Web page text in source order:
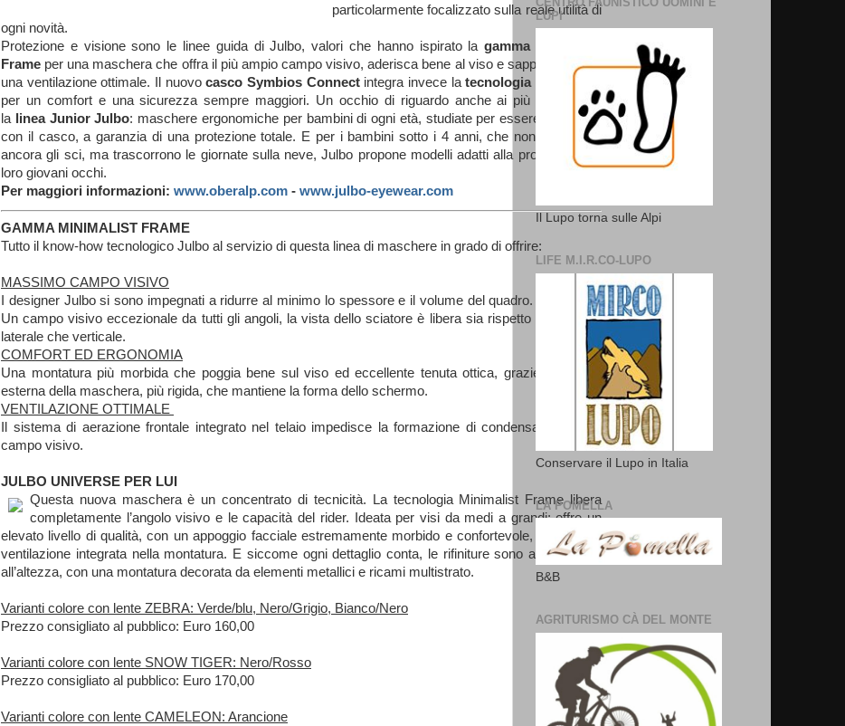
particolarmente focalizzato sulla reale utilità di
ogni novità.
Protezione e visione sono le linee guida di Julbo, valori che hanno ispirato lagamma Minimalist
Frame per una maschera che offra il più ampio campo visivo, aderisca bene al viso e sappia garantire
una ventilazione ottimale. Il nuovocasco Symbios Connectintegra invece latecnologia Bluetooth
per un comfort e una sicurezza sempre maggiori. Un occhio di riguardo anche ai più piccoli con
la
linea Junior Julbo: maschere ergonomiche per bambini di ogni età, studiate per essere indossate
con il casco, a garanzia di una protezione totale. E per i bambini sotto i 4 anni, che non indossano
ancora gli sci, ma trascorrono le giornate sulla neve, Julbo propone modelli adatti alla protezione dei
loro giovani occhi.
Per maggiori informazioni: www.oberalp.com - www.julbo-eyewear.com
GAMMA MINIMALIST FRAME
Tutto il know-how tecnologico Julbo al servizio di questa linea di maschere in grado di offrire:
MASSIMO CAMPO VISIVO
I designer Julbo si sono impegnati a ridurre al minimo lo spessore e il volume del quadro. Il risultato?
Un campo visivo eccezionale da tutti gli angoli, la vista dello sciatore è libera sia rispetto alla visione
laterale che verticale.
COMFORT ED ERGONOMIA
Una montatura più morbida che poggia bene sul viso ed eccellente tenuta ottica, grazie alla parte
esterna della maschera, più rigida, che mantiene la forma dello schermo.
VENTILAZIONE OTTIMALE
Il sistema di aerazione frontale integrato nel telaio impedisce la formazione di condensa e libera il
campo visivo.
​JULBO UNIVERSE PER LUI
Questa nuova maschera è un concentrato di tecnicità. La tecnologia Minimalist Frame libera
completamente l’angolo visivo e le capacità del rider. Ideata per visi da medi a grandi; offre un
elevato livello di qualità, con un appoggio facciale estremamente morbido e confortevole, oltre a una
ventilazione integrata nella montatura. E siccome ogni dettaglio conta, le rifiniture sono ampiamente
all’altezza, con una montatura decorata da elementi metallici e ricami multistrato.
Varianti colore con lente ZEBRA: Verde/blu, Nero/Grigio, Bianco/Nero
Prezzo consigliato al pubblico: Euro 160,00
Varianti colore con lente SNOW TIGER: Nero/Rosso
Prezzo consigliato al pubblico: Euro 170,00
Varianti colore con lente CAMELEON: Arancione
LUPI
Il Lupo torna sulle Alpi
LIFE M.I.R.CO-LUPO
Conservare il Lupo in Italia
LA POMELLA
B&B
AGRITURISMO CÀ DEL MONTE